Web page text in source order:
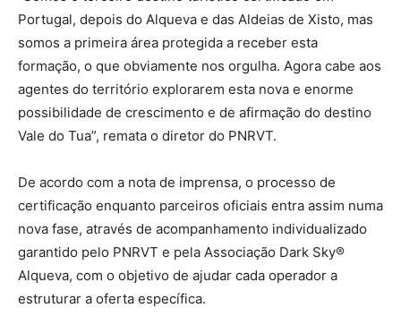
Portugal, depois do Alqueva e das Aldeias de Xisto, mas
somos a primeira área protegida a receber esta
formação, o que obviamente nos orgulha. Agora cabe aos
agentes do território explorarem esta nova e enorme
possibilidade de crescimento e de afirmação do destino
Vale do Tua”, remata o diretor do PNRVT.
De acordo com a nota de imprensa, o processo de
certificação enquanto parceiros oficiais entra assim numa
nova fase, através de acompanhamento individualizado
garantido pelo PNRVT e pela Associação Dark Sky®️
Alqueva, com o objetivo de ajudar cada operador a
estruturar a oferta específica.